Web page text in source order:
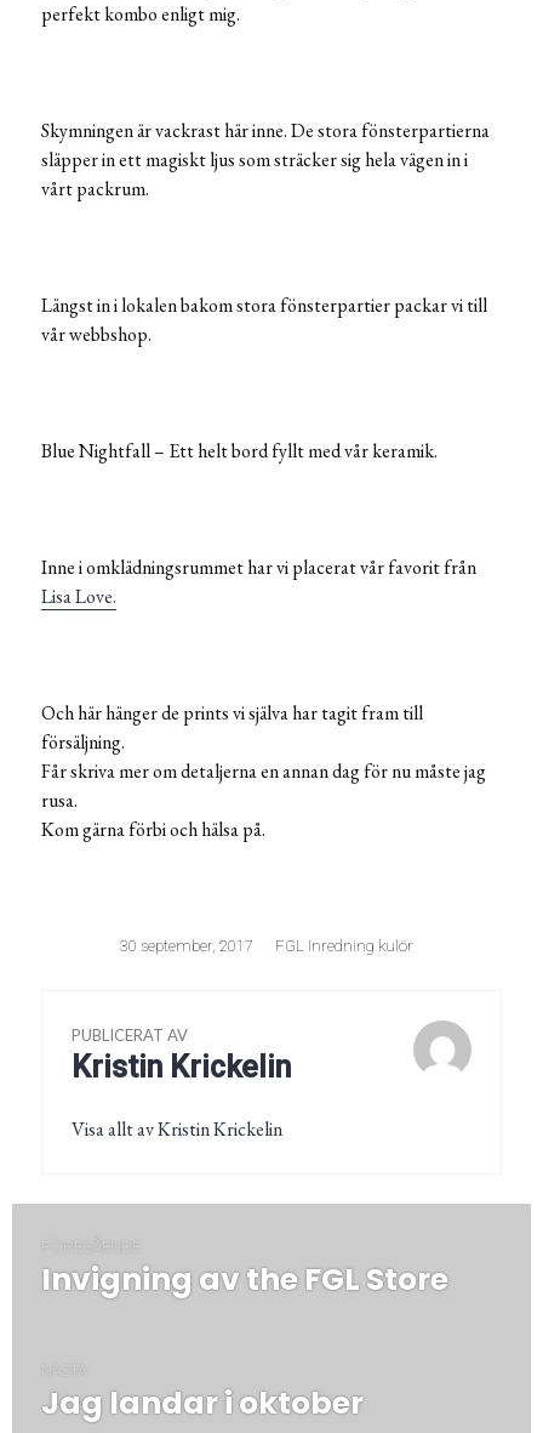
perfekt kombo enligt mig.
Skymningen är vackrast här inne. De stora fönsterpartierna
släpper in ett magiskt ljus som sträcker sig hela vägen in i
vårt packrum.
Längst in i lokalen bakom stora fönsterpartier packar vi till
vår webbshop.
Blue Nightfall – Ett helt bord fyllt med vår keramik.
Inne i omklädningsrummet har vi placerat vår favorit från
Lisa Love.
Och här hänger de prints vi själva har tagit fram till
försäljning.
Får skriva mer om detaljerna en annan dag för nu måste jag
rusa.
Kom gärna förbi och hälsa på.
30 september, 2017 FGL Inredning kulör
PUBLICERAT AV
Kristin Krickelin
Visa allt av Kristin Krickelin
FÖREGÅENDE
Föregående
Invigning av the FGL Store
NÄSTA
Nästa
Jag landar i oktober